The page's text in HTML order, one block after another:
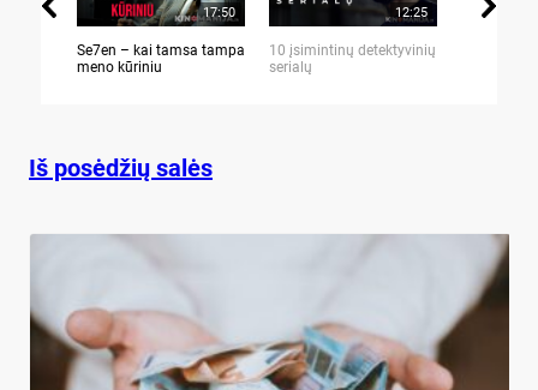
17:50
Se7en – kai tamsa tampa
meno kūriniu
12:25
10 įsimintinų detektyvinių
serialų
Iš posėdžių salės